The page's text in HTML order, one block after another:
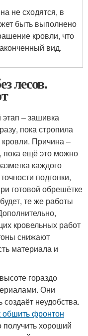
не сходятся, в
быть выполнено
кровли, что
вид.
лесов.
– зашивка
пока стропила
кровли. Причина –
пока ещё это можно
каждого
подгонки,
готовой обрешётке
те же работы
кровельных работ
снижают
материала и
гораздо
Они
неудобства.
обшить фронтон
хороший